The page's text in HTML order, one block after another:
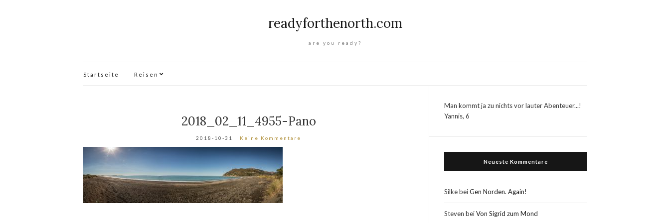
readyforthenorth.com
are you ready?
Startseite Reisen
2018_02_11_4955-Pano
2018-10-31 Keine Kommentare
Man kommt ja zu nichts vor lauter Abenteuer...!
Yannis, 6
Neueste Kommentare
SilkebeiGen Norden. Again!
Steven beiVon Sigrid zum Mond